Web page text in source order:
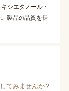
シエタノール・
製品の品質を長
てみませんか？